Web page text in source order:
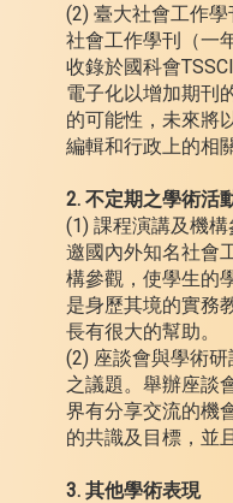
(2) 臺大社會工作
社會工作學刊（一
收錄於國科會
電子化以增加期刊
的可能性，未來將
編輯和行政上的相
2. 不定期之學術活
(1) 課程演講及機
邀國內外知名社會
構參觀，使學生的
是身歷其境的實務
長有很大的幫助。
(2) 座談會與學術
之議題。舉辦座談
界有分享交流的機
的共識及目標，並
3. 其他學術表現